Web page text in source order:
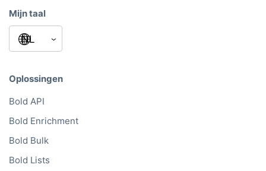
Mijn taal
Oplossingen
Bold API
Bold Enrichment
Bold Bulk
Bold Lists